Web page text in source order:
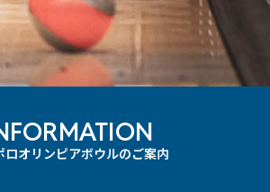
ロオリンピアボウルのご案内